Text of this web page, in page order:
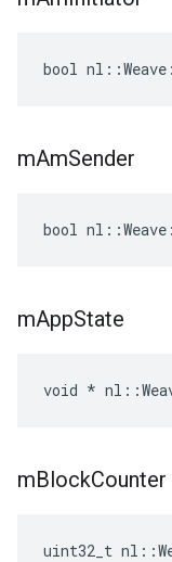
bool
mAmSender
bool
mAppState
void *
mBlockCounter
uint32_t